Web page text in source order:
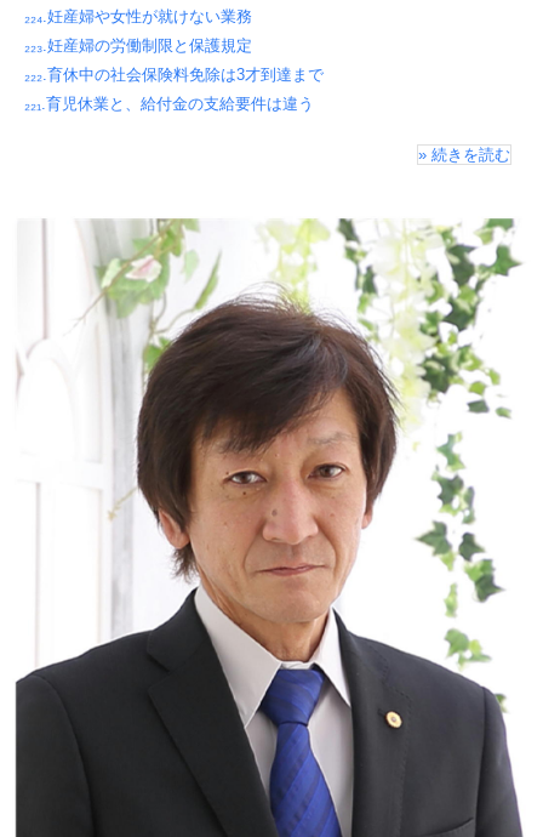
₂₂₄.妊産婦や女性が就けない業務
₂₂₃.妊産婦の労働制限と保護規定
₂₂₂.育休中の社会保険料免除は3才到達まで
₂₂₁.育児休業と、給付金の支給要件は違う
» 続きを読む